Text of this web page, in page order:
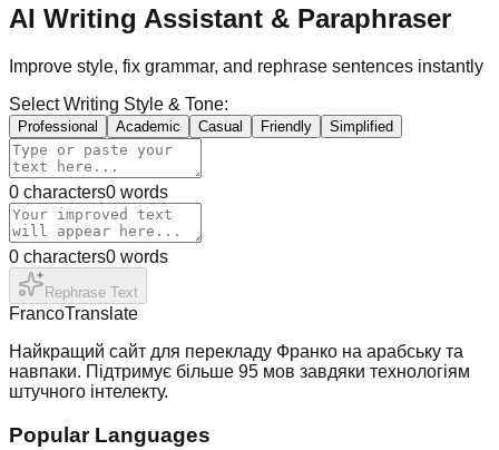
AI Writing Assistant & Paraphraser
Improve style, fix grammar, and rephrase sentences instantly
Select Writing Style & Tone:
Professional Academic Casual Friendly Simplified
0 characters0 words
0 characters0 words
Rephrase Text
FrancoTranslate
Найкращий сайт для перекладу Франко на арабську та
навпаки. Підтримує більше 95 мов завдяки технологіям
штучного інтелекту.
Popular Languages